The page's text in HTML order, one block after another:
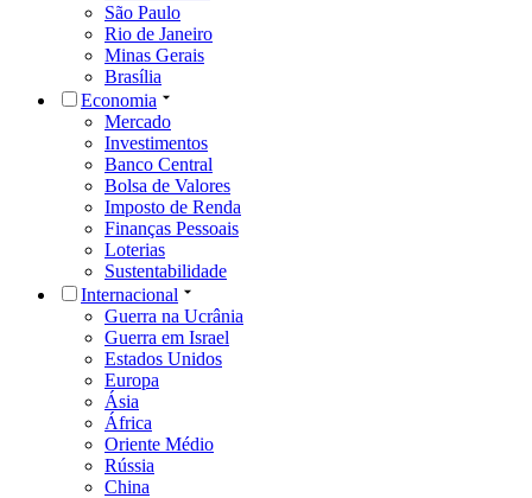
São Paulo
Rio de Janeiro
Minas Gerais
Brasília
Economia
Mercado
Investimentos
Banco Central
Bolsa de Valores
Imposto de Renda
Finanças Pessoais
Loterias
Sustentabilidade
Internacional
Guerra na Ucrânia
Guerra em Israel
Estados Unidos
Europa
Ásia
África
Oriente Médio
Rússia
China